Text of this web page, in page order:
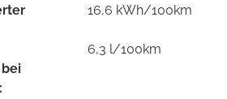
16,6 kWh/100km
6,3 l/100km